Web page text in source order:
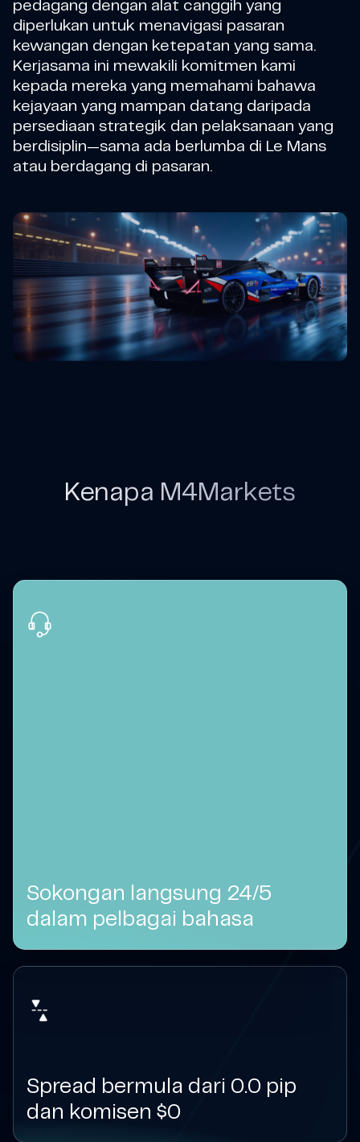
pedagang dengan alat canggih yang
diperlukan untuk menavigasi pasaran
kewangan dengan ketepatan yang sama.
Kerjasama ini mewakili komitmen kami
kepada mereka yang memahami bahawa
kejayaan yang mampan datang daripada
persediaan strategik dan pelaksanaan yang
berdisiplin—sama ada berlumba di Le Mans
atau berdagang di pasaran.
Kenapa M4Markets
Sokongan langsung 24/5
dalam pelbagai bahasa
Spread bermula dari 0.0 pip
dan komisen $0